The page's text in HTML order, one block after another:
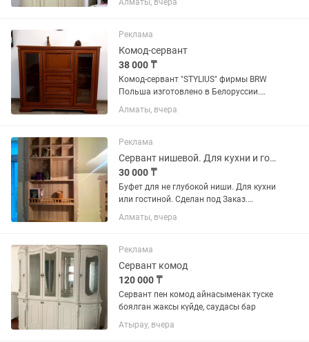
переездом
Алматы, вчера
Реклама
Комод-сервант
38 000 ₸
Комод-сервант "STYLIUS" фирмы BRW
Польша изготовлено в Белоруссии.
Комод выполнен в благородном цвете
«Каштан» — это воплощение
функциональности. Модель
отличается...
Алматы, вчера
Реклама
Сервант нишевой. Для кухни и гостиной.
30 000 ₸
Буфет для не глубокой ниши. Для кухни
или гостиной. Сделан под Заказ.
Материал дерево. Возможна покраска
в любой цвет под ваше интерьерное
Алматы, вчера
Реклама
Сервант комод
120 000 ₸
Сервант пен комод айнасыменак туске
боялган жаксы күйде, саудасы бар
Атырау, вчера